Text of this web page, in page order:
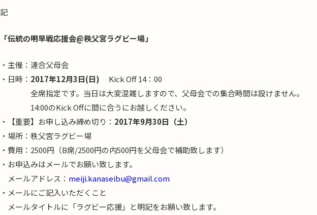
記
「伝統の明早戦応援会@秩父宮ラグビー場」
・主催：連合父母会
・日時： 2017年12月3日(日) Kick Off 14：00
全席指定です。当日は大変混雑しますので、父母会での集合時間は設けません。
14:00のKick Offに間に合うにお越しください。
・【重要】お申し込み締め切り： 2017年9月30日（土）
・場所：秩父宮ラグビー場
・費用：2500円（B席/2500円の内500円を父母会で補助致します）
・お申込みはメールでお願い致します。
メールアドレス： meiji.kanaseibu@gmail.com
・メールにご記入いただくこと
メールタイトルに「ラグビー応援」と明記をお願い致します。